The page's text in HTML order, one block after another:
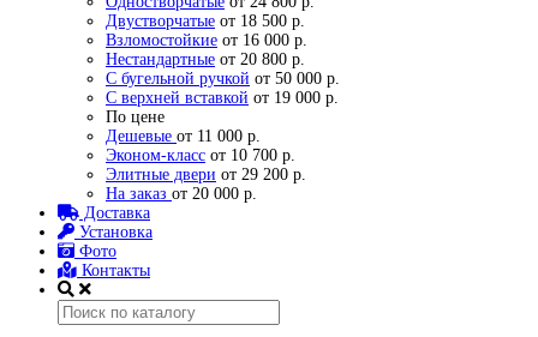
Двустворчатые от 18 500 р.
Взломостойкие от 16 000 р.
Нестандартные от 20 800 р.
С бугельной ручкой от 50 000 р.
С верхней вставкой от 19 000 р.
По цене
Дешевые от 11 000 р.
Эконом-класс от 10 700 р.
Элитные двери от 29 200 р.
На заказ от 20 000 р.
Доставка
Установка
Фото
Контакты